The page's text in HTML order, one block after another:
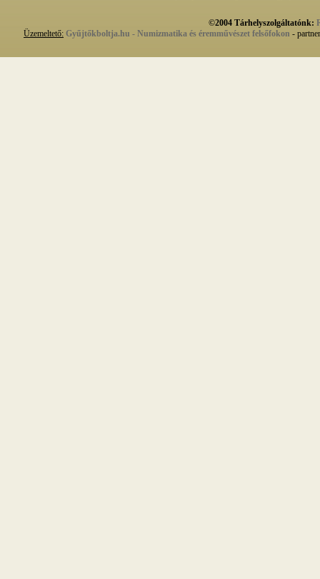
©2004 Tárhelyszolgáltatónk:
Üzemeltető: Gyűjtőkboltja.hu - Numizmatika és éremművészet felsőfokon -